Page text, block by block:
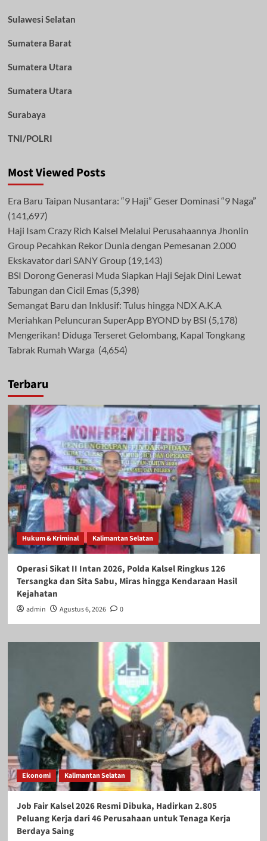
Sulawesi Selatan
Sumatera Barat
Sumatera Utara
Sumatera Utara
Surabaya
TNI/POLRI
Most Viewed Posts
Era Baru Taipan Nusantara: “9 Haji” Geser Dominasi “9 Naga”
(141,697)
Haji Isam Crazy Rich Kalsel Melalui Perusahaannya Jhonlin
Group Pecahkan Rekor Dunia dengan Pemesanan 2.000
Ekskavator dari SANY Group (19,143)
BSI Dorong Generasi Muda Siapkan Haji Sejak Dini Lewat
Tabungan dan Cicil Emas (5,398)
Semangat Baru dan Inklusif: Tulus hingga NDX A.K.A
Meriahkan Peluncuran SuperApp BYOND by BSI (5,178)
Mengerikan! Diduga Terseret Gelombang, Kapal Tongkang
Tabrak Rumah Warga (4,654)
Terbaru
Hukum & Kriminal Kalimantan Selatan
Operasi Sikat II Intan 2026, Polda Kalsel Ringkus 126
Tersangka dan Sita Sabu, Miras hingga Kendaraan Hasil
Kejahatan
admin Agustus 6, 2026 0
Ekonomi Kalimantan Selatan
Job Fair Kalsel 2026 Resmi Dibuka, Hadirkan 2.805
Peluang Kerja dari 46 Perusahaan untuk Tenaga Kerja
Berdaya Saing